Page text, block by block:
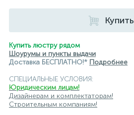
подвесные светильники Lumion
подвесные светильники Maytoni
подвесные светильники Newport
подвесные светильники Odeon Light
подвесные светильники ST Luce
Купить
Купить люстру рядом
Шоурумы и пункты выдачи
Доставка БЕСПЛАТНО!* Подробнее
СПЕЦИАЛЬНЫЕ УСЛОВИЯ:
Юридическим лицам!
Дизайнерам и комплектаторам!
Строительным компаниям!